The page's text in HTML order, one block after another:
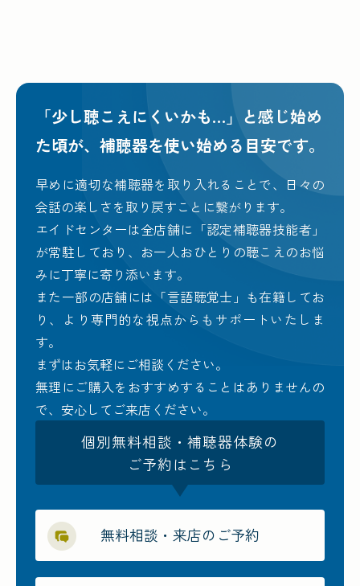
「少し聴こえにくいかも…」と感じ始め
た頃が、 補聴器を使い始める目安です。
早めに適切な補聴器を取り入れることで、日々の
会話の楽しさを取り戻すことに繋がります。
エイドセンターは全店舗に「認定補聴器技能者」
が常駐しており、お一人おひとりの聴こえのお悩
みに丁寧に寄り添います。
また一部の店舗には「言語聴覚士」も在籍してお
り、より専門的な視点からもサポートいたしま
す。
まずはお気軽にご相談ください。
無理にご購入をおすすめすることはありませんの
で、安心してご来店ください。
個別無料相談・補聴器体験の
ご予約はこちら
無料相談・来店のご予約